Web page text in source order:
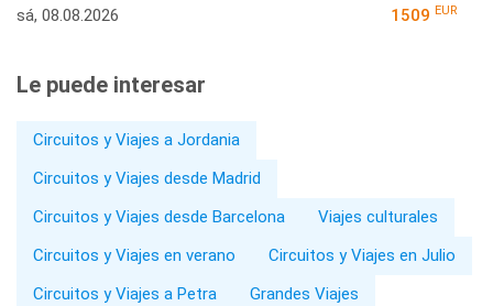
sá, 08.08.2026 1509 EUR
Le puede interesar
Circuitos y Viajes a Jordania
Circuitos y Viajes desde Madrid
Circuitos y Viajes desde Barcelona
Viajes culturales
Circuitos y Viajes en verano
Circuitos y Viajes en Julio
Circuitos y Viajes a Petra
Grandes Viajes